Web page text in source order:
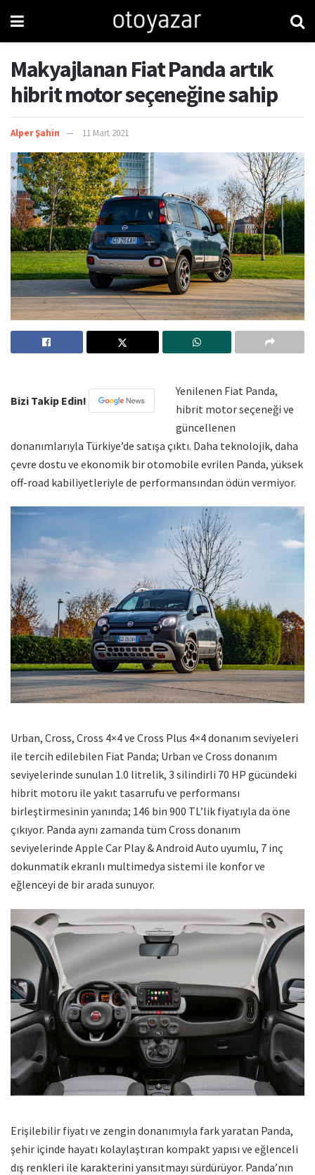
Makyajlanan Fiat Panda artık
hibrit motor seçeneğine sahip
Alper Şahin 11 Mart 2021
Bizi Takip Edin!
Yenilenen Fiat Panda,
hibrit motor seçeneği ve
güncellenen
donanımlarıyla Türkiye’de satışa çıktı. Daha teknolojik, daha
çevre dostu ve ekonomik bir otomobile evrilen Panda, yüksek
off-road kabiliyetleriyle de performansından ödün vermiyor.
Urban, Cross, Cross 4×4 ve Cross Plus 4×4 donanım seviyeleri
ile tercih edilebilen Fiat Panda; Urban ve Cross donanım
seviyelerinde sunulan 1.0 litrelik, 3 silindirli 70 HP gücündeki
hibrit motoru ile yakıt tasarrufu ve performansı
birleştirmesinin yanında; 146 bin 900 TL’lik fiyatıyla da öne
çıkıyor. Panda aynı zamanda tüm Cross donanım
seviyelerinde Apple Car Play & Android Auto uyumlu, 7 inç
dokunmatik ekranlı multimedya sistemi ile konfor ve
eğlenceyi de bir arada sunuyor.
Erişilebilir fiyatı ve zengin donanımıyla fark yaratan Panda,
şehir içinde hayatı kolaylaştıran kompakt yapısı ve eğlenceli
dış renkleri ile karakterini yansıtmayı sürdürüyor. Panda’nın